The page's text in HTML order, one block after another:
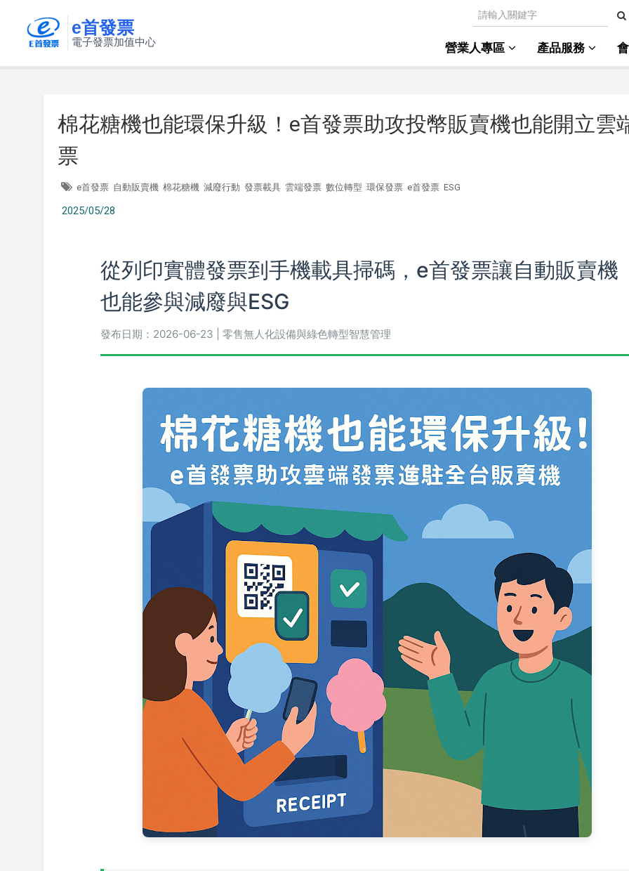
e首發票
電子發票加值中心 營業人專區 產品服務
棉花糖機也能環保升級！e首發票助攻投幣販賣機也能開立雲
票
e首發票 自動販賣機 棉花糖機 減廢行動 發票載具 雲端發票 數位轉型 環保發票 e首發票 ESG
2025/05/28
從列印實體發票到手機載具掃碼，e首發票讓自動販賣機
也能參與減廢與ESG
發布日期：2026-06-23 | 零售無人化設備與綠色轉型智慧管理